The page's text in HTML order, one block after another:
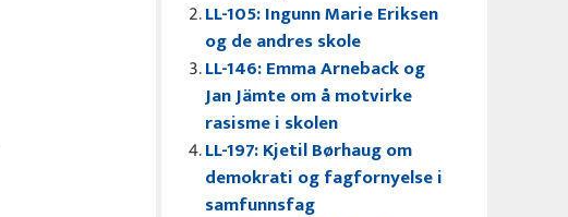
LL-105: Ingunn Marie Eriksen
og de andres skole
LL-146: Emma Arneback og
Jan Jämte om å motvirke
rasisme i skolen
LL-197: Kjetil Børhaug om
demokrati og fagfornyelse i
samfunnsfag